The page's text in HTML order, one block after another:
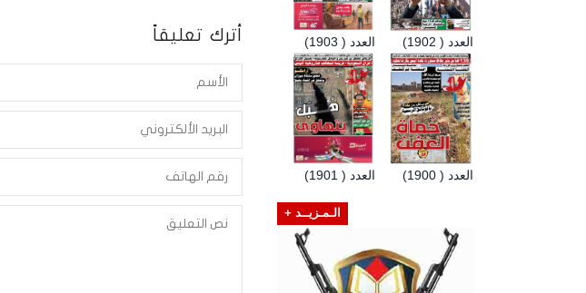
أترك تعليقاً العدد ( 1903) العدد ( 1902)
العدد ( 1901) العدد ( 1900)
الـمـزيــد +